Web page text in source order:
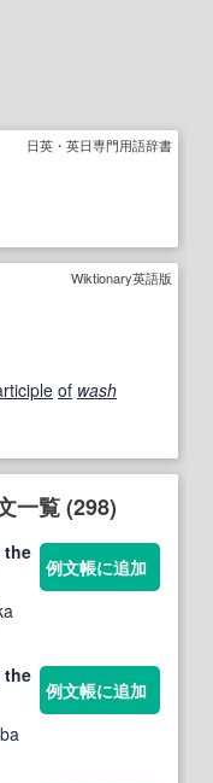
日英・英日専門用語辞書
Wiktionary英語版
of wash
一覧 (298)
the
例文帳に追加
the
例文帳に追加